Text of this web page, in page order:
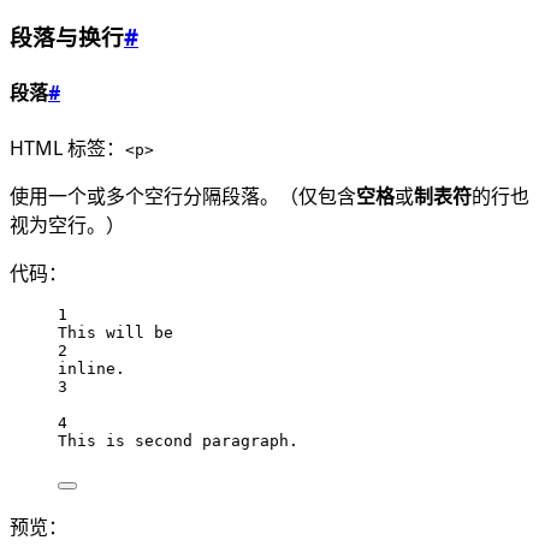
段落与换行#
段落#
HTML 标签： <p>
使用一个或多个空行分隔段落。（仅包含空格或制表符的行也
视为空行。）
代码：
1
This will be
2
inline.
3
4
This is second paragraph.
预览：